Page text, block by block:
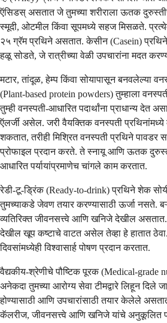
ऍसिडस् असतात जे तुमच्या शरीराला ऊतक
स्मूदी, ओटमील किंवा सूपमध्ये सहज मिसळते.
२५ ग्रॅम प्रथिने असतात. केसीन (Casein)
हळू सोडते, जे रात्रीच्या वेळी उपचारांना मदत
मटार, तांदूळ, हेम्प किंवा सोयापासून बनवलेल्या
(Plant-based protein powders) तुम्हाला
तुम्ही वनस्पती-आधारित पदार्थांना प्राधान्य देत
ऍलर्जी असेल. जरी वैयक्तिक वनस्पती
शकतात, तरीही मिश्रित वनस्पती प्रथिने पावडर
प्रोफाइल प्रदान करते. ते स्नायू आणि ऊतक
आधारित पर्यायांप्रमाणेच चांगले काम करतात.
रेडी-टू-ड्रिंक (Ready-to-drink) प्रथिने शेक
तुमच्याकडे जेवण तयार करण्यासाठी ऊर्जा नसते.
व्यतिरिक्त जीवनसत्त्वे आणि खनिजे देखील
देखील खूप कष्टाचे वाटत असेल तेव्हा हे हातात
दिवसांमध्येही विश्वासार्ह पोषण प्रदान करतात.
वैद्यकीय-श्रेणीचे पौष्टिक पूरक (Medical-grade
अनेकदा तुमच्या आरोग्य सेवा टीमद्वारे लिहून दिले
होण्यासाठी आणि उपचारांसाठी तयार केलेले
कॅलरीज, जीवनसत्त्वे आणि खनिजे यांचे अनुकूलित